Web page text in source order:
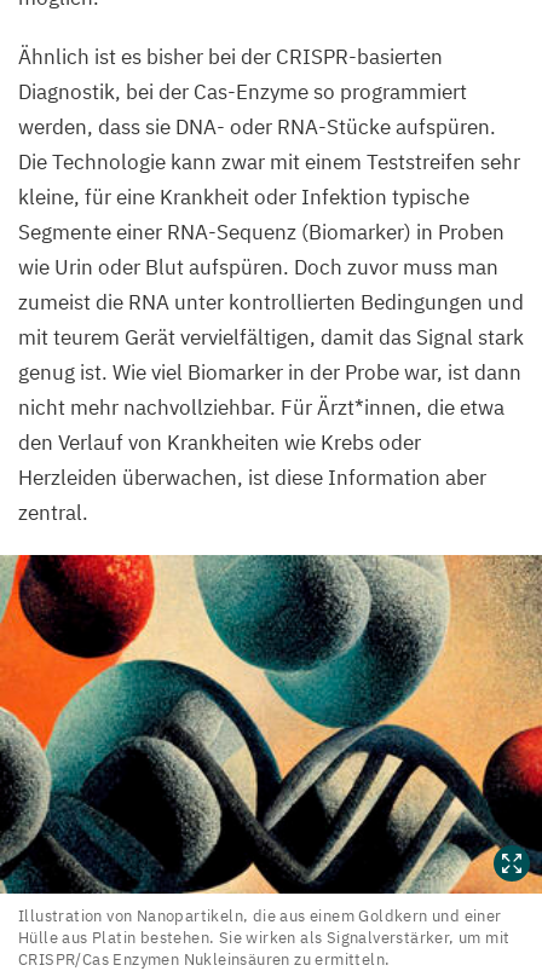
Ähnlich ist es bisher bei der CRISPR-basierten
Diagnostik, bei der Cas-Enzyme so programmiert
werden, dass sie DNA- oder RNA-Stücke aufspüren.
Die Technologie kann zwar mit einem Teststreifen sehr
kleine, für eine Krankheit oder Infektion typische
Segmente einer RNA-Sequenz (Biomarker) in Proben
wie Urin oder Blut aufspüren. Doch zuvor muss man
zumeist die RNA unter kontrollierten Bedingungen und
mit teurem Gerät vervielfältigen, damit das Signal stark
genug ist. Wie viel Biomarker in der Probe war, ist dann
nicht mehr nachvollziehbar. Für Ärzt*innen, die etwa
den Verlauf von Krankheiten wie Krebs oder
Herzleiden überwachen, ist diese Information aber
zentral.
Illustration
von
Illustration von Nanopartikeln, die aus einem Goldkern und einer
Hülle aus Platin bestehen. Sie wirken als Signalverstärker, um mit
CRISPR/​Cas Enzymen Nukleinsäuren zu ermitteln.